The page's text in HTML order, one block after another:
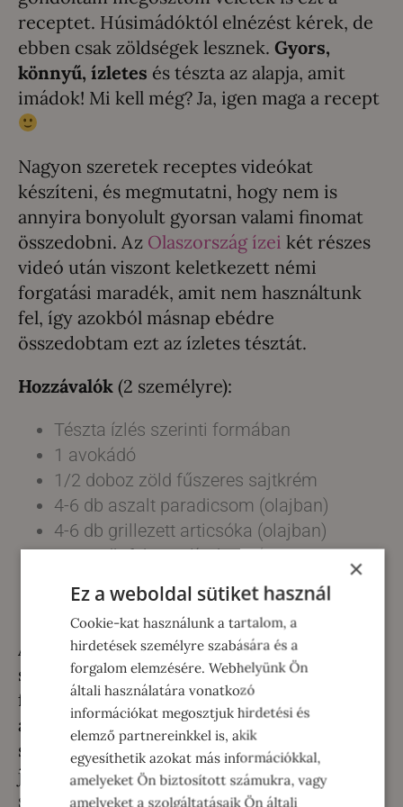
receptet. Húsimádóktól elnézést kérek, de
ebben csak zöldségek lesznek. Gyors,
könnyű, ízletes és tészta az alapja, amit
imádok! Mi kell még? Ja, igen maga a recept
Nagyon szeretek receptes videókat
készíteni, és megmutatni, hogy nem is
annyira bonyolult gyorsan valami finomat
összedobni. Az Olaszország ízei két részes
videó után viszont keletkezett némi
forgatási maradék, amit nem használtunk
fel, így azokból másnap ebédre
összedobtam ezt az ízletes tésztát.
Hozzávalók (2 személyre):
Tészta ízlés szerinti formában
1 avokádó
1/2 doboz zöld fűszeres sajtkrém
4-6 db aszalt paradicsom (olajban)
4-6 db grillezett articsóka (olajban)
10-12 db fekete olívabogyó
só, bors
Amíg a tészta kifő, az avokádót a
sajtkémmel összedolgozzuk, az zöldségeket
feldaraboljuk. A kifőtt forró tésztát először
a sajtkrémmel forgatjuk össze, hogy a hőtől
szépen, mindenhová ráolvadjon, majd
jöhetnek a zöldségek. Tálaláskor ízlés
szerint szórjuk meg parmezánnal.
×
Ez a weboldal sütiket használ
Cookie-kat használunk a tartalom, a
hirdetések személyre szabására és a
forgalom elemzésére. Webhelyünk Ön
általi használatára vonatkozó
információkat megosztjuk hirdetési és
elemző partnereinkkel is, akik
egyesíthetik azokat más információkkal,
amelyeket Ön biztosított számukra, vagy
amelyeket a szolgáltatásaik Ön általi